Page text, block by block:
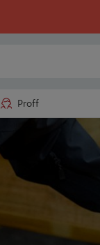
Proff